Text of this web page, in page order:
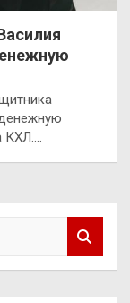
КХЛ.…